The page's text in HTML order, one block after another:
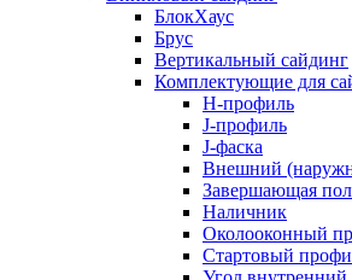
БлокХаус
Брус
Вертикальный сайдинг
Комплектующие для
H-профиль
J-профиль
J-фаска
Внешний
Завершающая
Наличник
Околооконный
Стартовый